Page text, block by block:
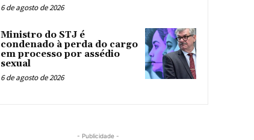
6 de agosto de 2026
Ministro do STJ é
condenado à perda do cargo
em processo por assédio
sexual
6 de agosto de 2026
- Publicidade -